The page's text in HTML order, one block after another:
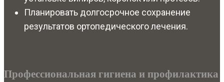
Планировать долгосрочное сохранение
результатов ортопедического лечения.
Профессиональная гигиена и профилактика